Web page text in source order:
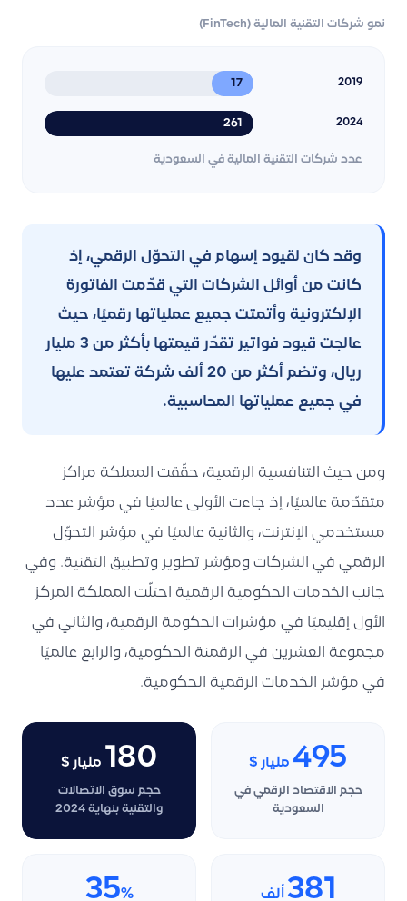
نمو شركات التقنية المالية (FinTech)
2019
17
2024
261
عدد شركات التقنية المالية في السعودية
وقد كان لقيود إسهام في التحوّل الرقمي، إذ
كانت من أوائل الشركات التي قدّمت الفاتورة
الإلكترونية وأتمتت جميع عملياتها رقميًا، حيث
عالجت قيود فواتير تقدّر قيمتها بأكثر من 3 مليار
ريال، وتضم أكثر من 20 ألف شركة تعتمد عليها
في جميع عملياتها المحاسبية.
ومن حيث التنافسية الرقمية، حقّقت المملكة مراكز
متقدّمة عالميًا، إذ جاءت الأولى عالميًا في مؤشر عدد
مستخدمي الإنترنت، والثانية عالميًا في مؤشر التحوّل
الرقمي في الشركات ومؤشر تطوير وتطبيق التقنية. وفي
جانب الخدمات الحكومية الرقمية احتلّت المملكة المركز
الأول إقليميًا في مؤشرات الحكومة الرقمية، والثاني في
مجموعة العشرين في الرقمنة الحكومية، والرابع عالميًا
في مؤشر الخدمات الرقمية الحكومية.
495 مليار $
حجم الاقتصاد الرقمي في
السعودية
180 مليار $
حجم سوق الاتصالات
والتقنية بنهاية 2024
381 ألف 35%